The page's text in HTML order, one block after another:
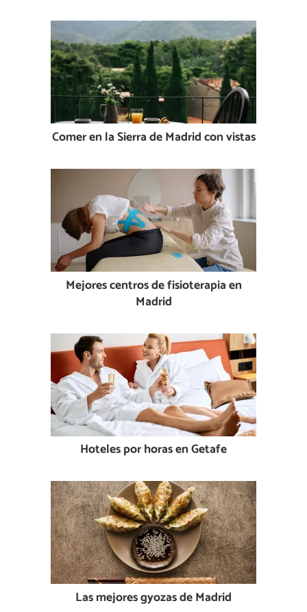
Comer en la Sierra de Madrid con vistas
Mejores centros de fisioterapia en
Madrid
Hoteles por horas en Getafe
Las mejores gyozas de Madrid